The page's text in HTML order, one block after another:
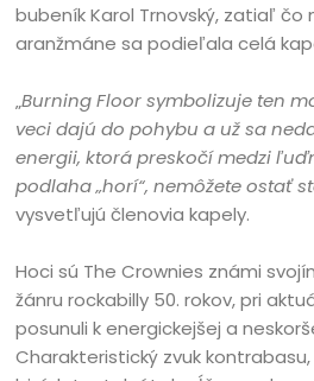
bubeník Karol Trnovský, zatiaľ čo
aranžmáne sa podieľala celá
„Burning Floor symbolizuje ten
veci dajú do pohybu a už sa
energii, ktorá preskočí medzi
podlaha „horí“, nemôžete ostať
vysvetľujú členovia kapely.
Hoci sú The Crownies známi
žánru rockabilly 50. rokov, pri
posunuli k energickejšej a
Charakteristický zvuk